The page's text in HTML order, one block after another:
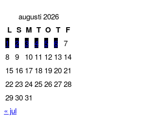
augusti 2026
L S M T O T F
1 2 3 4 5 6 7
8 9 10 11 12 13 14
15 16 17 18 192021
22232425262728
293031
« jul